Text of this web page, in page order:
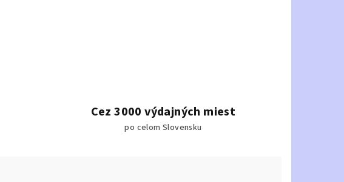
Cez 3000 výdajných miest
po celom Slovensku